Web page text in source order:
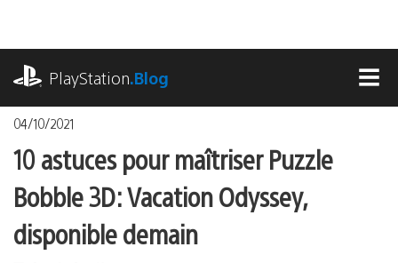
contenu
PlayStation.Blog
04/10/2021
10 astuces pour maîtriser Puzzle
Bobble 3D: Vacation Odyssey,
disponible demain